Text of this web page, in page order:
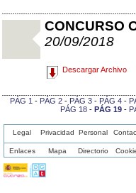
CONCURSO
20/09/2018
Descargar Archivo
PÁG 1 - PÁG 2- PÁG 3- PÁG 4-
PÁG 18 - PÁG 19 -
Legal Privacidad Personal
Enlaces Mapa Directorio